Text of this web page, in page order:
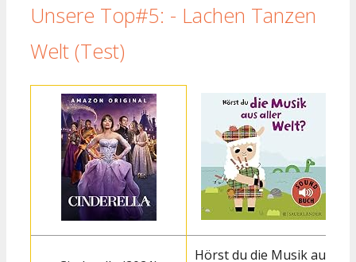
Unsere Top#5: - Lachen Tanzen
Welt (Test)
Hörst du die Musik aus